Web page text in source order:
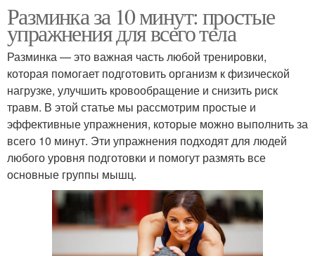
Разминка за 10 минут: простые
упражнения для всего тела
Разминка — это важная часть любой тренировки,
которая помогает подготовить организм к физической
нагрузке, улучшить кровообращение и снизить риск
травм. В этой статье мы рассмотрим простые и
эффективные упражнения, которые можно выполнить за
всего 10 минут. Эти упражнения подходят для людей
любого уровня подготовки и помогут размять все
основные группы мышц.